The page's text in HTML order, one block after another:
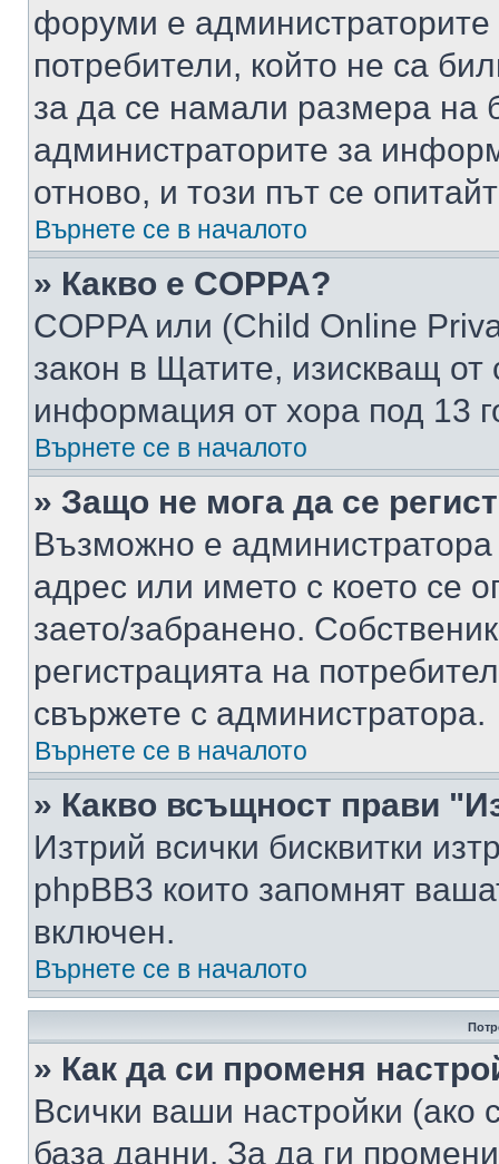
форуми е администраторите
потребители, който не са
за да се намали размера на
администраторите за
отново, и този път се
Върнете се в началото
» Какво е COPPA?
COPPA или (Child Online
закон в Щатите, изискващ от
информация от хора под 13
Върнете се в началото
» Защо не мога да се
Възможно е
адрес или името с което се
заето/забранено.
регистрацията на
свържете с администратора.
Върнете се в началото
» Какво всъщност прави
Изтрий всички бисквитки
phpBB3 които запомнят
включен.
Върнете се в началото
» Как да си променя
Всички ваши настройки (ако
база данни. За да ги